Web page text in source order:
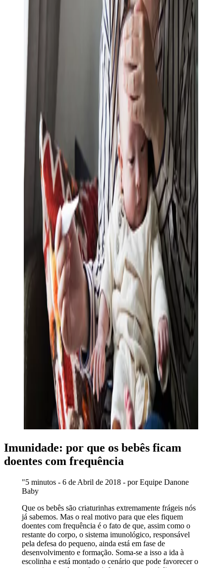
Imunidade: por que os bebês ficam
doentes com frequência
"5 minutos - 6 de Abril de 2018 - por Equipe Danone
Baby
Que os bebês são criaturinhas extremamente frágeis nós
já sabemos. Mas o real motivo para que eles fiquem
doentes com frequência é o fato de que, assim como o
restante do corpo, o sistema imunológico, responsável
pela defesa do pequeno, ainda está em fase de
desenvolvimento e formação. Soma-se a isso a ida à
escolinha e está montado o cenário que pode favorecer o